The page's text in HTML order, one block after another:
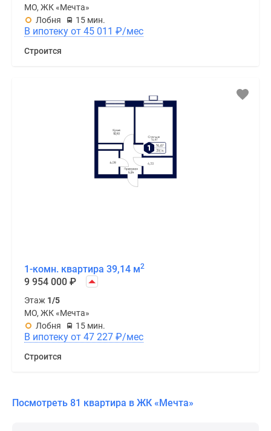
МО, ЖК «Мечта»
Лобня
15 мин.
В ипотеку от 45 011 ₽/мес
Строится
1-комн. квартира 39,14 м2
9 954 000 ₽
Этаж 1/5
МО, ЖК «Мечта»
Лобня
15 мин.
В ипотеку от 47 227 ₽/мес
Строится
Посмотреть 81 квартира в ЖК «Мечта»